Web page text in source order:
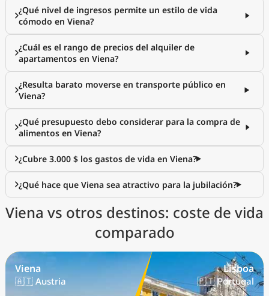
¿Qué nivel de ingresos permite un estilo de vida
cómodo en Viena?
¿Cuál es el rango de precios del alquiler de
apartamentos en Viena?
¿Resulta barato moverse en transporte público en
Viena?
¿Qué presupuesto debo considerar para la compra de
alimentos en Viena?
¿Cubre 3.000 $ los gastos de vida en Viena?
¿Qué hace que Viena sea atractivo para la jubilación?
Viena vs otros destinos: coste de vida
comparado
Viena
🇦🇹 Austria
Lisboa
🇵🇹 Portugal